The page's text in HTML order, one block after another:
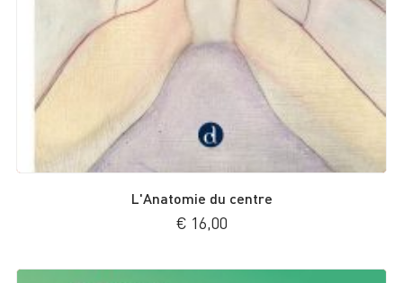
L'Anatomie du centre
€ 16,00